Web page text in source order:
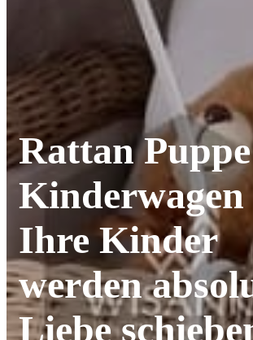
Rattan Puppe
Kinderwagen
Ihre Kinder
werden
Liebe